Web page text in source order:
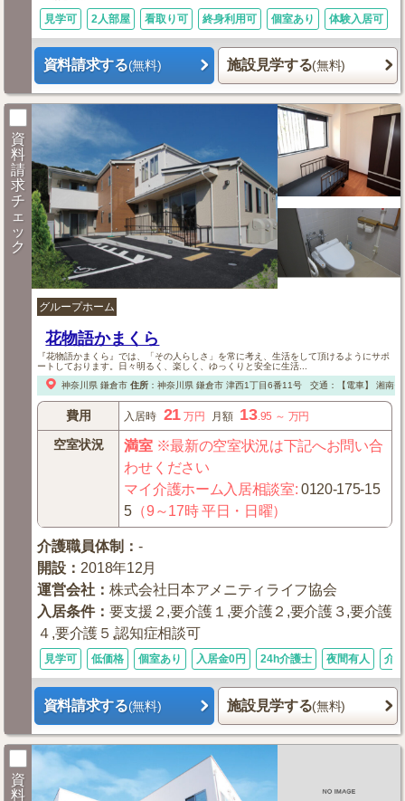
見学可 2人部屋 看取り可 終身利用可 個室あり 体験入居可
資料請求する(無料) 施設見学する(無料)
資
料
請
求
チ
ェ
ッ
ク
グループホーム
花物語かまくら
『花物語かまくら』では、「その人らしさ」を常に考え、生活をして頂けるようにサポ
ートしております。日々明るく、楽しく、ゆっくりと安全に生活...
神奈川県 鎌倉市 住所： 神奈川県 鎌倉市津西1丁目6番11号 交通：【電車】 湘南モ
費用 入居時 21 万円 月額 13.95 ～ 万円
空室状況 満室※最新の空室状況は下記へお問い合
わせください
マイ介護ホーム入居相談室:0120-175-15
5 （9～17時 平日・日曜）
介護職員体制 ：-
開設 ： 2018年12月
運営会社 ：株式会社日本アメニティライフ協会
入居条件：要支援２,要介護１,要介護２,要介護３,要介護
４,要介護５,認知症相談可
見学可 低価格 個室あり 入居金0円 24h介護士 夜間有人 介
資料請求する(無料) 施設見学する(無料)
資
料